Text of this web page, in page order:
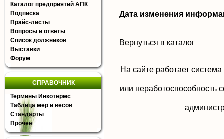
Каталог предприятий АПК
Подписка
Прайс-листы
Вопросы и ответы
Список должников
Выставки
Форум
СПРАВОЧНИК
Термины Инкотермс
Таблица мер и весов
Стандарты
Прочее
Дата изменения
Вернуться в каталог
На сайте работает
или неработоспособность